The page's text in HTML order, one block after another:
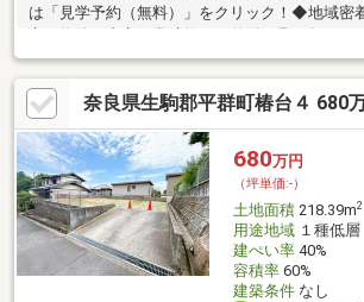
は「見学予約（無料）」をクリック！◆地域密
ーネット未公開物件も多数！生駒・奈良エリア
社へお問合せ下さい♪◆お住替えの方/売却検討
は1社完結でお住替えをサポート。売却～購入～
に☆ ◆住宅ローンのご相談もお任せ下さい！お勤め先や勤続年
数、ご年収等により、借り入れ可能な金融機関
任の住宅ローンアドバイザーがお客様に合った
ご紹介します！
奈良県生駒郡平群町椿台４ 680
680万円
（坪単価:-）
土地面積218.39m2
用途地域１種低層
建ぺい率40%
容積率60%
建築条件なし